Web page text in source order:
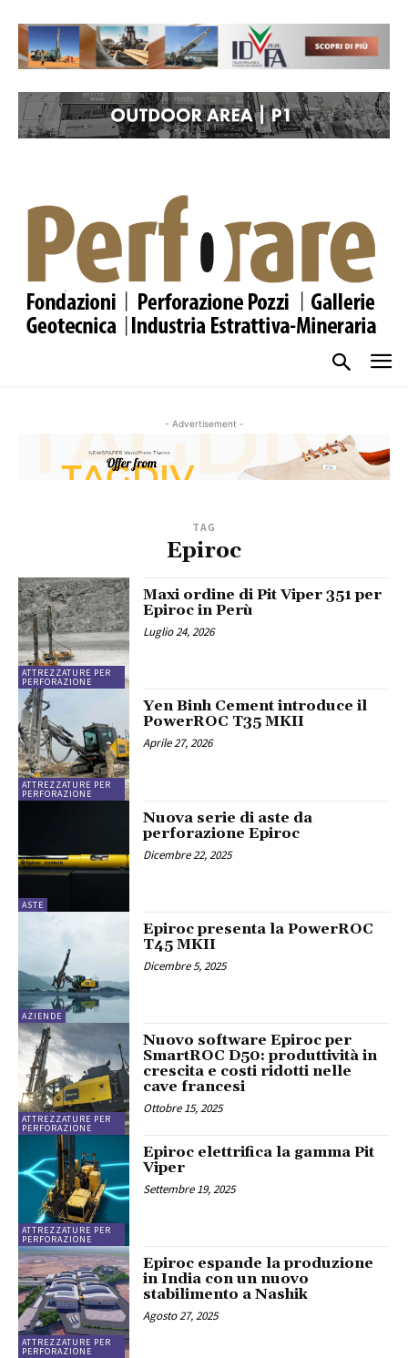
- Advertisement -
TAG
Epiroc
ATTREZZATURE PER
PERFORAZIONE
Maxi ordine di Pit Viper 351 per
Epiroc in Perù
Luglio 24, 2026
ATTREZZATURE PER
PERFORAZIONE
Yen Binh Cement introduce il
PowerROC T35 MKII
Aprile 27, 2026
ASTE
Nuova serie di aste da
perforazione Epiroc
Dicembre 22, 2025
AZIENDE
Epiroc presenta la PowerROC
T45 MKII
Dicembre 5, 2025
ATTREZZATURE PER
PERFORAZIONE
Nuovo software Epiroc per
SmartROC D50: produttività in
crescita e costi ridotti nelle
cave francesi
Ottobre 15, 2025
ATTREZZATURE PER
PERFORAZIONE
Epiroc elettrifica la gamma Pit
Viper
Settembre 19, 2025
ATTREZZATURE PER
PERFORAZIONE
Epiroc espande la produzione
in India con un nuovo
stabilimento a Nashik
Agosto 27, 2025